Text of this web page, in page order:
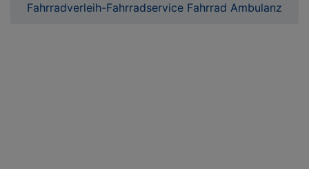
Fahrradverleih-Fahrradservice Fahrrad Ambulanz